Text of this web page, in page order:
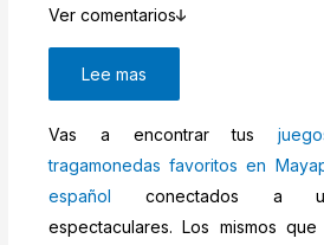
Ver comentarios
Lee mas
Vas a encontrar tus
tragamonedas favoritos en
español conectados a
espectaculares. Los mismos